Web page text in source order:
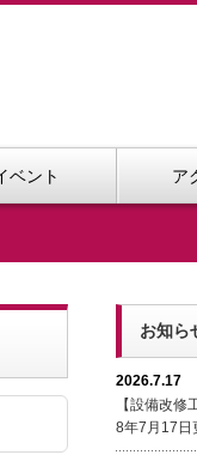
ベント ア
お知ら
2026.7.17
【設備改
8年7月17日